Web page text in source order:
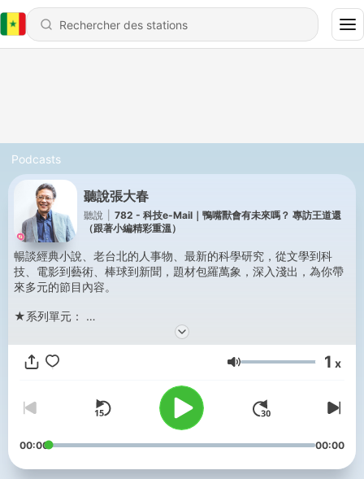
Podcasts
聽說張大春
聽說
782 - 科技e-Mail｜鴨嘴獸會有未來嗎？ 專訪王道還
（跟著小編精彩重溫）
暢談經典小說、老台北的人事物、最新的科學研究，從文學到科
技、電影到藝術、棒球到新聞，題材包羅萬象，深入淺出，為你帶
來多元的節目內容。
★系列單元：
我們的老台北／科技e-Mail／孫維新談天／娛樂轟趴／周成功的生
命科學／電影老街／台灣的棒球心／影劇特攻隊／老案子／亮哥快
樂頌／主題館／香港鄉親／小說大學／宅教養／坐鏡觀天
喜歡張大春主持的「聽說張大春」嗎？歡迎小額贊助我們繼續創作
優質節目＞
https://open.firstory.me/join/thehearsayzhangdachun
-----
Volume 1 x
00:00 00:00